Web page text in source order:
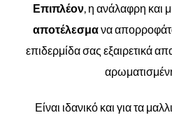
Επιπλέον, η ανάλαφρη και
αποτέλεσμανα
επιδερμίδα σας εξαιρετικά
Είναι ιδανικό και για τα